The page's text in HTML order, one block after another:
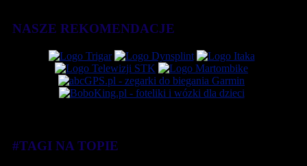
NASZE REKOMENDACJE
#TAGI NA TOPIE